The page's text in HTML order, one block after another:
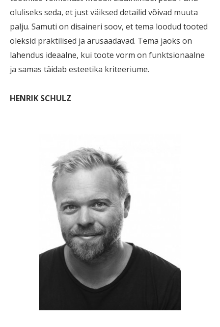
oluliseks seda, et just väiksed detailid võivad muuta
palju. Samuti on disaineri soov, et tema loodud tooted
oleksid praktilised ja arusaadavad. Tema jaoks on
lahendus ideaalne, kui toote vorm on funktsionaalne
ja samas täidab esteetika kriteeriume.
HENRIK SCHULZ